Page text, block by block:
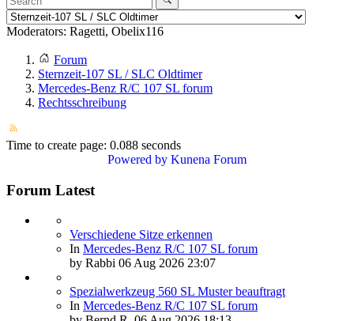
Moderators: Ragetti, Obelix116
Forum
Sternzeit-107 SL / SLC Oldtimer
Mercedes-Benz R/C 107 SL forum
Rechtsschreibung
Time to create page: 0.088 seconds
Powered by Kunena Forum
Forum Latest
Verschiedene Sitze erkennen
In Mercedes-Benz R/C 107 SL forum
by Rabbi 06 Aug 2026 23:07
Spezialwerkzeug 560 SL Muster beauftragt
In Mercedes-Benz R/C 107 SL forum